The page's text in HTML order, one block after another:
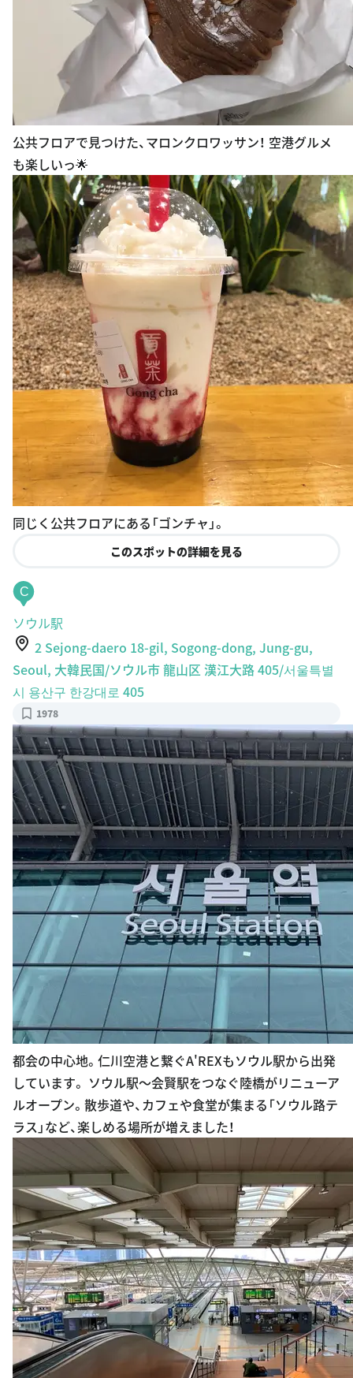
公共フロアで見つけた、マロンクロワッサン！ 空港グルメ
も楽しいっ🌟
同じく公共フロアにある「ゴンチャ」。
このスポットの詳細を見る
C
ソウル駅
2 Sejong-daero 18-gil, Sogong-dong, Jung-gu,
Seoul, 大韓民国/ソウル市 龍山区 漢江大路 405/서울특별
시 용산구 한강대로 405
1978
都会の中心地。仁川空港と繋ぐA'REXもソウル駅から出発
しています。 ソウル駅〜会賢駅をつなぐ陸橋がリニューア
ルオープン。散歩道や、カフェや食堂が集まる「ソウル路テ
ラス」など、楽しめる場所が増えました！